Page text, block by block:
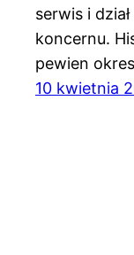
serwis i
koncernu.
pewien
10 kwietnia